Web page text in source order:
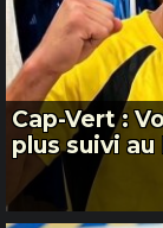
Cap-Vert :
plus suivi au